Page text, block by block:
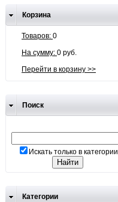
Корзина
Товаров: 0
На сумму: 0 руб.
Перейти в корзину >>
Поиск
Искать только в категории
Категории